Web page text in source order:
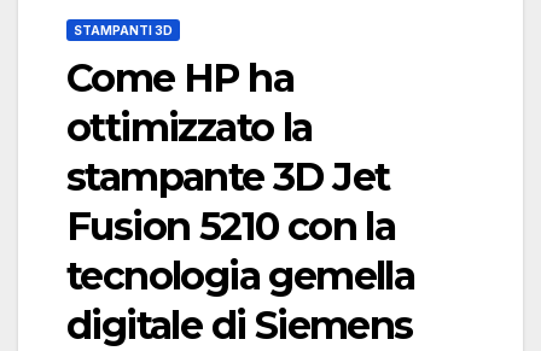
STAMPANTI 3D
Come HP ha
ottimizzato la
stampante 3D Jet
Fusion 5210 con la
tecnologia gemella
digitale di Siemens